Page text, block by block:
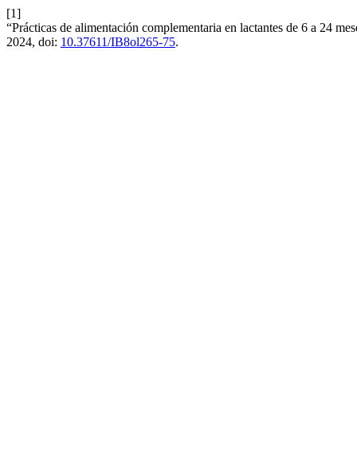
[1]
“Prácticas de alimentación complementaria en lactantes de 6 a 24
2024, doi: 10.37611/IB8ol265-75.